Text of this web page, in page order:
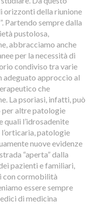
orizzonti della riunione
Partendo sempre dalla
pustolosa,
abbracciamo anche
per la necessità di
condiviso tra varie
adeguato approccio al
che
La psoriasi, infatti, può
per altre patologie
quali l’idrosadenite
patologie
nuove evidenze
“aperta” dalla
pazienti e familiari,
con cormobilità
essere sempre
di medicina